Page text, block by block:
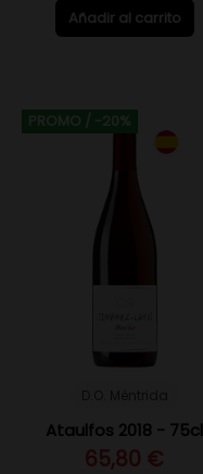
Añadir al carrito
PROMO / -20%
Ataulfos 2018 - 75cl
65,80 €